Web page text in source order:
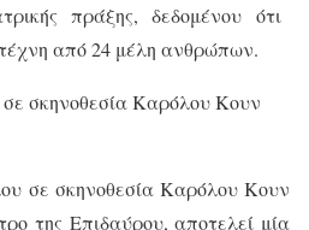
πράξης, δεδομένου ότι
τέχνη από 24 μέλη ανθρώπων.
σκηνοθεσία Καρόλου Κουν
σε σκηνοθεσία Καρόλου Κουν
της Επιδαύρου, αποτελεί μία